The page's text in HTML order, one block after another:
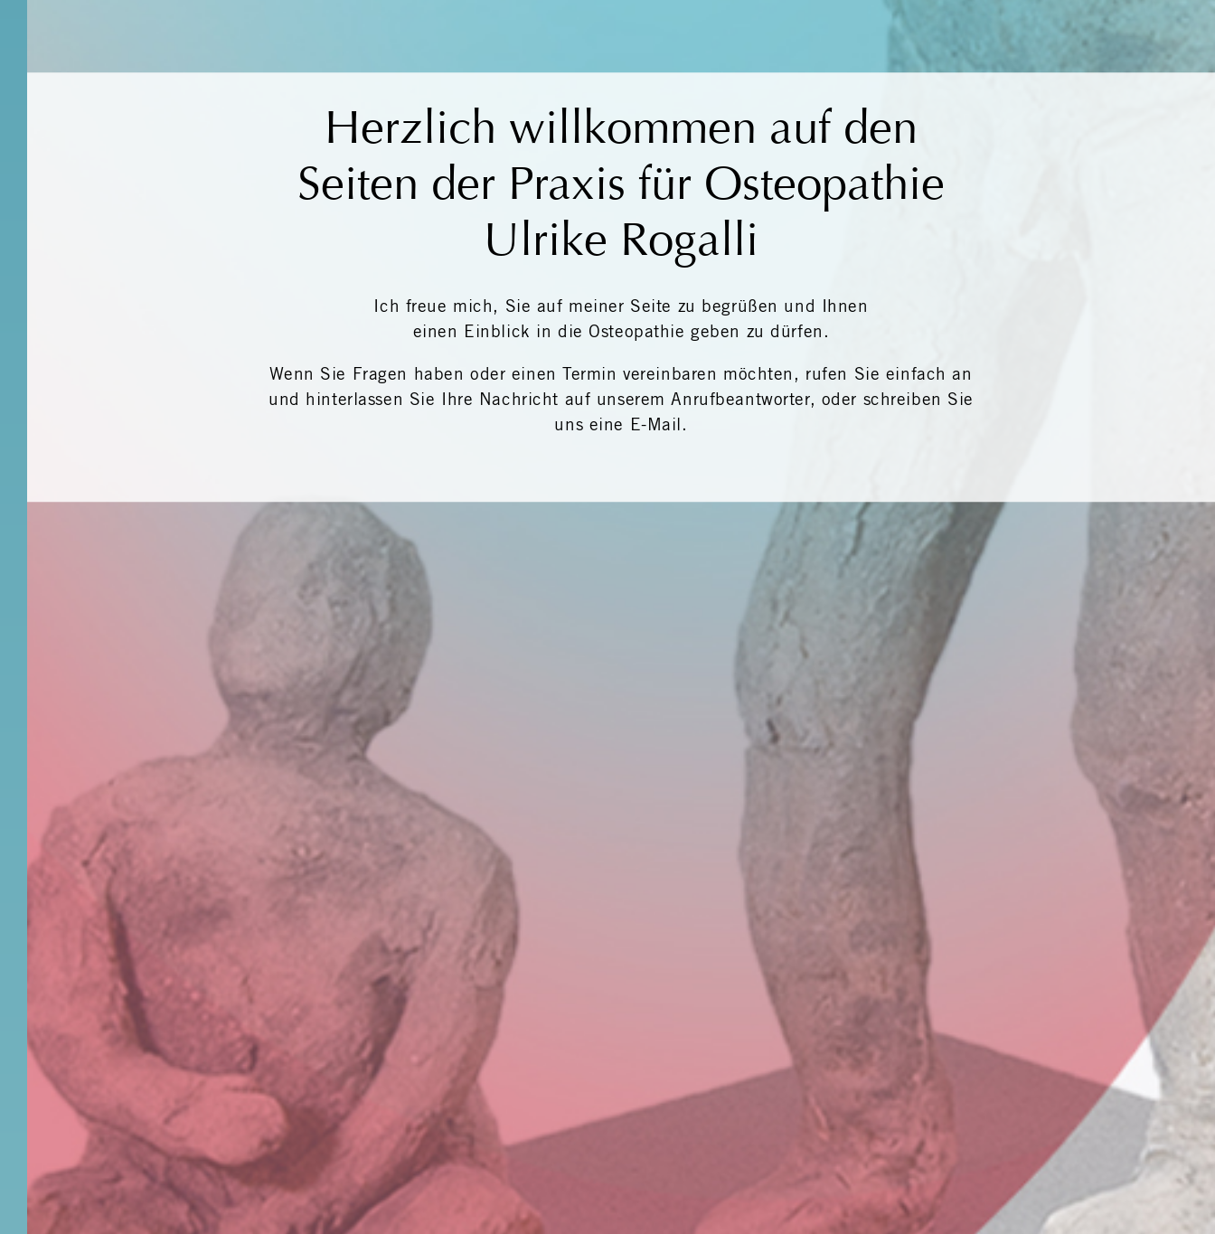
Herzlich willkommen auf den
Seiten der Praxis für Osteopathie
Ulrike Rogalli
Ich freue mich, Sie auf meiner Seite zu begrüßen und Ihnen
einen Einblick in die Osteopathie geben zu dürfen.
Wenn Sie Fragen haben oder einen Termin vereinbaren möchten, rufen Sie einfach an
und hinterlassen Sie Ihre Nachricht auf unserem Anrufbeantworter, oder schreiben Sie
uns eine E-Mail.